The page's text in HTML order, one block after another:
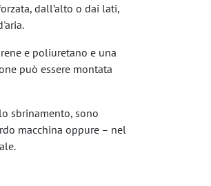
dall’alto o dai lati,
e poliuretano e una
può essere montata
sbrinamento, sono
macchina oppure – nel